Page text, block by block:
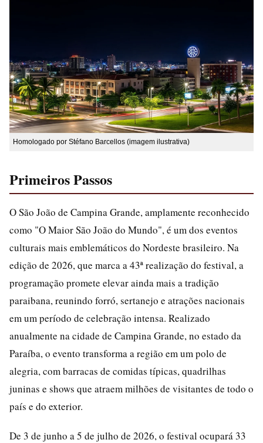
Homologado por Stéfano Barcellos (imagem ilustrativa)
Primeiros Passos
O São João de Campina Grande, amplamente reconhecido
como "O Maior São João do Mundo", é um dos eventos
culturais mais emblemáticos do Nordeste brasileiro. Na
edição de 2026, que marca a 43ª realização do festival, a
programação promete elevar ainda mais a tradição
paraibana, reunindo forró, sertanejo e atrações nacionais
em um período de celebração intensa. Realizado
anualmente na cidade de Campina Grande, no estado da
Paraíba, o evento transforma a região em um polo de
alegria, com barracas de comidas típicas, quadrilhas
juninas e shows que atraem milhões de visitantes de todo o
país e do exterior.
De 3 de junho a 5 de julho de 2026, o festival ocupará 33